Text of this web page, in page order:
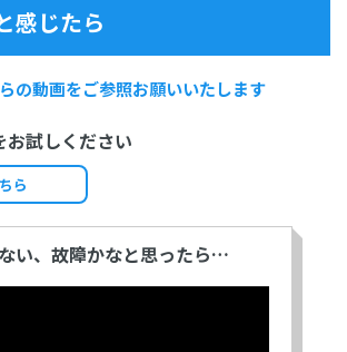
感じたら
の動画をご参照お願いいたします
お試しください
ら
い、故障かなと思ったら…